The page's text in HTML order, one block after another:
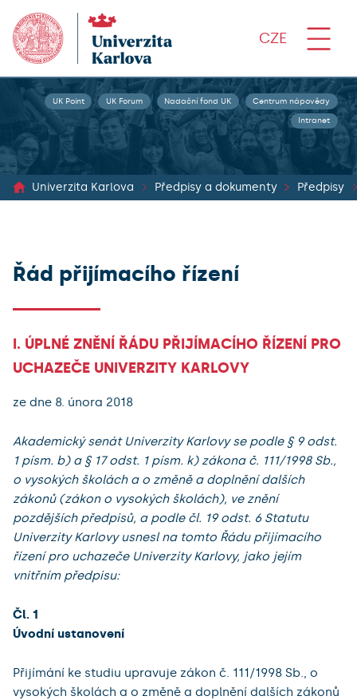
CZE
UK Point UK Forum Nadační fond UK Centrum nápovědy
Intranet
Univerzita Karlova Předpisy a dokumenty Předpisy
Řád přijímacího řízení
I. ÚPLNÉ ZNĚNÍ ŘÁDU PŘIJÍMACÍHO ŘÍZENÍ PRO
UCHAZEČE UNIVERZITY KARLOVY
ze dne 8. února 2018
Akademický senát Univerzity Karlovy se podle § 9 odst.
1 písm. b) a § 17 odst. 1 písm. k) zákona č. 111/1998 Sb.,
o vysokých školách a o změně a doplnění dalších
zákonů (zákon o vysokých školách), ve znění
pozdějších předpisů, a podle čl. 19 odst. 6 Statutu
Univerzity Karlovy usnesl na tomto Řádu přijímacího
řízení pro uchazeče Univerzity Karlovy, jako jejím
vnitřním předpisu:
Čl. 1
Úvodní ustanovení
Přijímání ke studiu upravuje zákon č. 111/1998 Sb., o
vysokých školách a o změně a doplnění dalších zákonů